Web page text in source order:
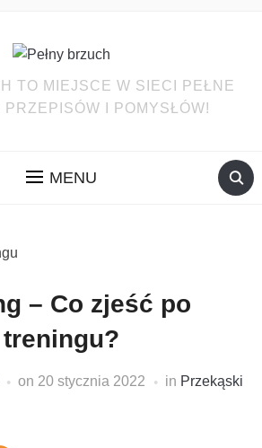
TO MIEJSCE W SIECI PEŁNE
PRZEPISÓW I POMYSŁÓW!
MENU
– Co zjeść po
treningu?
on 20 stycznia 2022 in Przekąski